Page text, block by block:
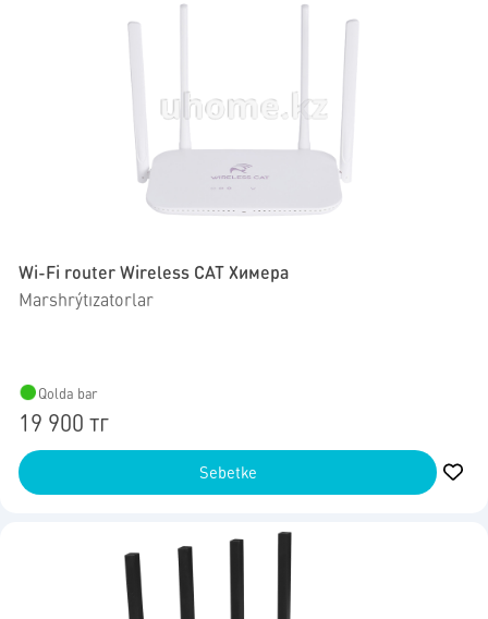
Wi-Fi router Wireless CAT Химера
Marshrýtızatorlar
Qolda bar
19 900 тг
Sebetke